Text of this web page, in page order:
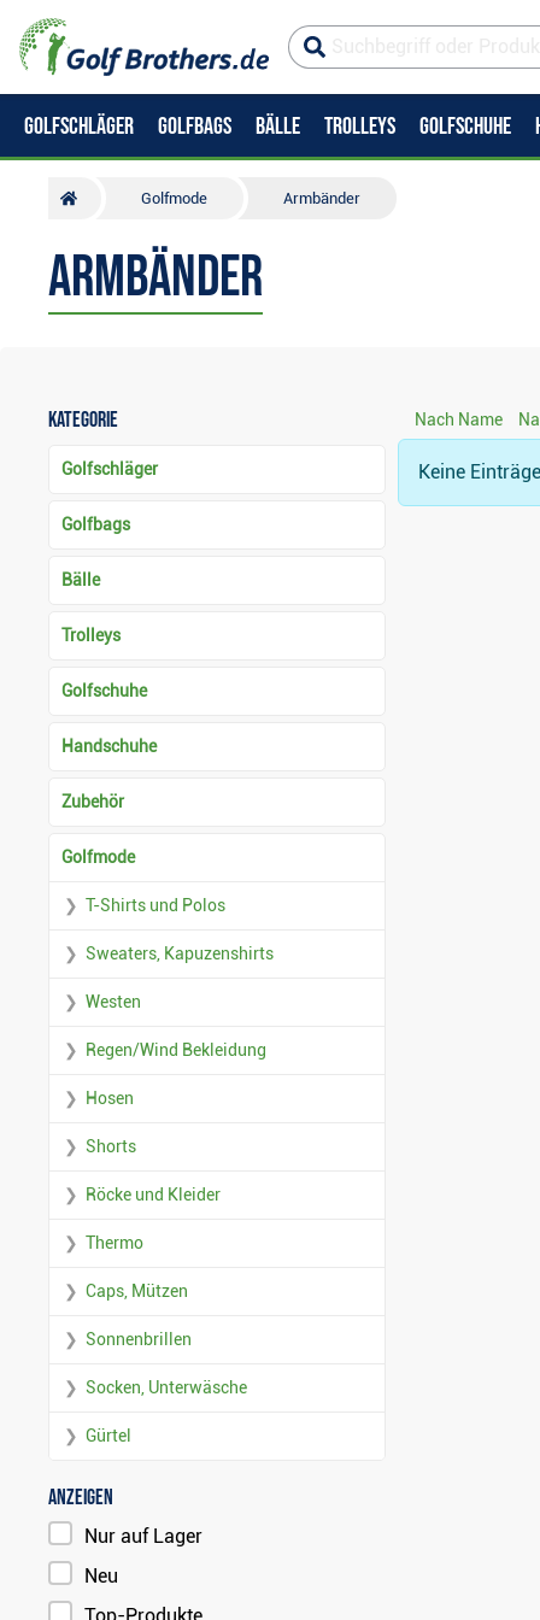
GOLFSCHLÄGER GOLFBAGS BÄLLE TROLLEYS GOLFSCHUHE
Golfmode Armbänder
Armbänder
Nach Name
Keine
Kategorie
Golfschläger
Golfbags
Bälle
Trolleys
Golfschuhe
Handschuhe
Zubehör
Golfmode
T-Shirts und Polos
Sweaters, Kapuzenshirts
Westen
Regen/Wind Bekleidung
Hosen
Shorts
Röcke und Kleider
Thermo
Caps, Mützen
Sonnenbrillen
Socken, Unterwäsche
Gürtel
Anzeigen
Nur auf Lager
Neu
Top-Produkte